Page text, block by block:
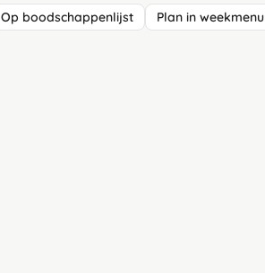
Op boodschappenlijst Plan in weekmenu